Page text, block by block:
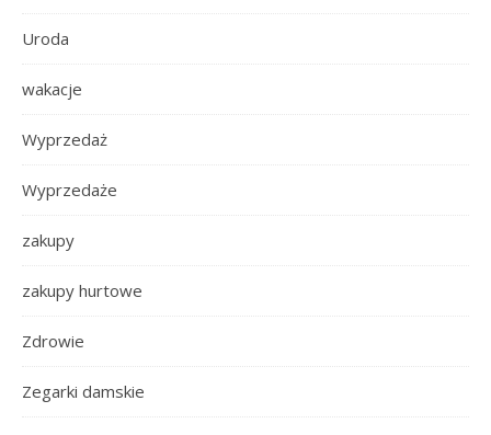
Uroda
wakacje
Wyprzedaż
Wyprzedaże
zakupy
zakupy hurtowe
Zdrowie
Zegarki damskie